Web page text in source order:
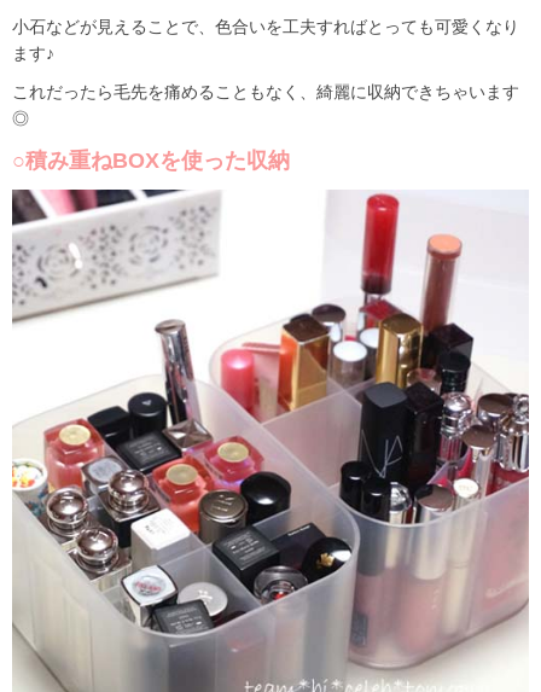
小石などが見えることで、色合いを工夫すればとっても可愛くなり
ます♪
これだったら毛先を痛めることもなく、綺麗に収納できちゃいます
◎
○積み重ねBOXを使った収納